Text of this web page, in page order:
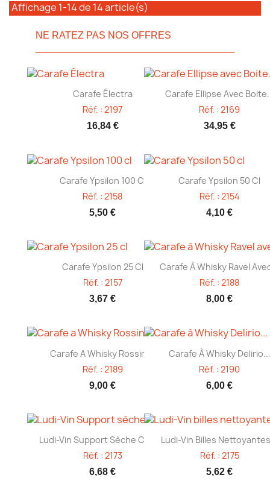
Affichage 1-14 de 14 article(s)
NE RATEZ PAS NOS OFFRES
Aperçu rapide
Carafe Électra
Réf. : 2197
16,84 €
Aperçu rapide
Carafe Ellipse Avec
Réf. : 2169
34,95 €
Aperçu rapide
Carafe Ypsilon 100 Cl
Réf. : 2158
5,50 €
Aperçu rapide
Carafe Ypsilon 50 Cl
Réf. : 2154
4,10 €
Aperçu rapide
Carafe Ypsilon 25 Cl
Réf. : 2157
3,67 €
Aperçu rapide
Carafe À Whisky Ravel
Réf. : 2188
8,00 €
Aperçu rapide
Carafe A Whisky Rossini...
Réf. : 2189
9,00 €
Aperçu rapide
Carafe À Whisky Delirio...
Réf. : 2190
6,00 €
Aperçu rapide
Ludi-Vin Support Sèche Carafe
Réf. : 2173
6,68 €
Aperçu rapide
Ludi-Vin Billes
Réf. : 2175
5,62 €